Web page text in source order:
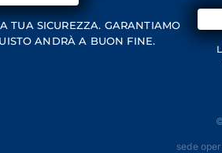
TUA SICUREZZA. GARANTIAMO
ANDRÀ A BUON FINE.
sede